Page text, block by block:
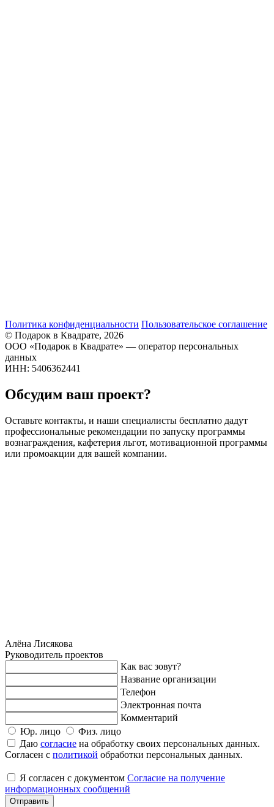
Политика конфиденциальности Пользовательское соглашение
© Подарок в Квадрате, 2026
ООО «Подарок в Квадрате» — оператор персональных
данных
ИНН: 5406362441
Обсудим ваш проект?
Оставьте контакты, и наши специалисты бесплатно дадут
профессиональные рекомендации по запуску программы
вознаграждения, кафетерия льгот, мотивационной программы
или промоакции для вашей компании.
Алёна Лисякова
Руководитель проектов
Как вас зовут?
Название организации
Телефон
Электронная почта
Комментарий
Юр. лицо
Физ. лицо
Даю cогласие на обработку своих персональных данных.
Согласен с политикой обработки персональных данных.
Я согласен с документом Согласие на получение
информационных сообщений
Отправить